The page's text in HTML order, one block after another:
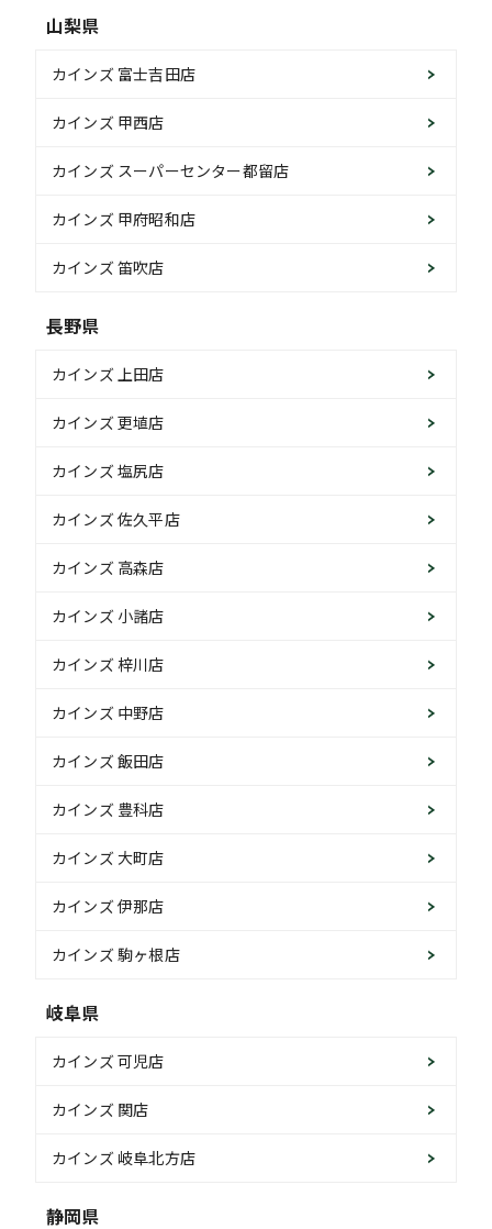
山梨県
カインズ 富士吉田店
カインズ 甲西店
カインズ スーパーセンター都留店
カインズ 甲府昭和店
カインズ 笛吹店
長野県
カインズ 上田店
カインズ 更埴店
カインズ 塩尻店
カインズ 佐久平店
カインズ 高森店
カインズ 小諸店
カインズ 梓川店
カインズ 中野店
カインズ 飯田店
カインズ 豊科店
カインズ 大町店
カインズ 伊那店
カインズ 駒ヶ根店
岐阜県
カインズ 可児店
カインズ 関店
カインズ 岐阜北方店
静岡県